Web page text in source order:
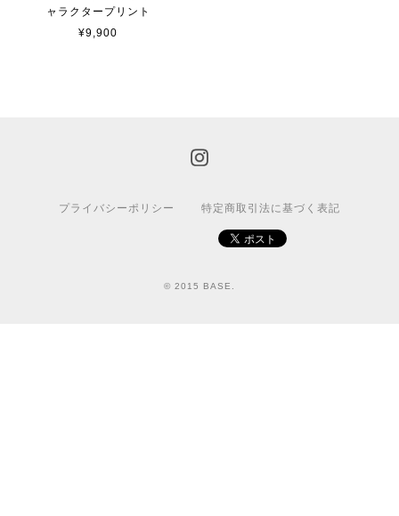
ャラクタープリント
¥9,900
プライバシーポリシー 特定商取引法に基づく表記
© 2015 BASE.